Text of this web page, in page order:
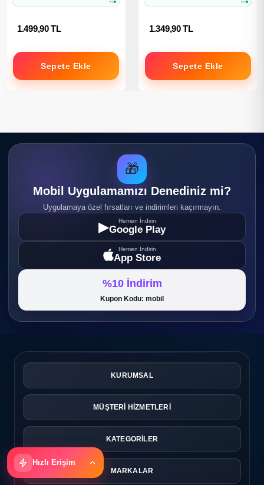
1.499,90 TL
Sepete Ekle
1.349,90 TL
Sepete Ekle
🎁
Mobil Uygulamamızı Denediniz mi?
Uygulamaya özel fırsatları ve indirimleri kaçırmayın.
▶ Hemen İndirin
Google Play
Hemen İndirin
App Store
%10 İndirim
Kupon Kodu: mobil
KURUMSAL
MÜŞTERİ HİZMETLERİ
KATEGORİLER
MARKALAR
Hızlı Erişim